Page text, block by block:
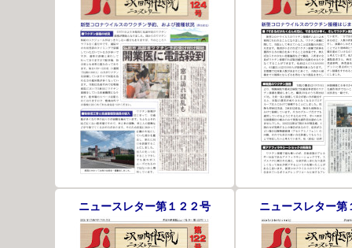
ニュースレター第１２２号 ニュースレター第